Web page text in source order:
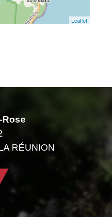
Leaflet
Rose
RÉUNION